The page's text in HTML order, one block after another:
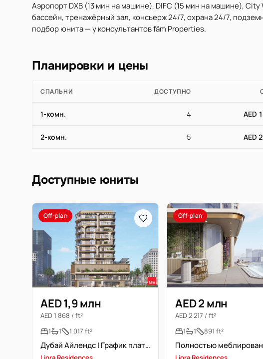
Аэропорт DXB (13 мин на машине), DIFC (15 мин на машине),
бассейн, тренажёрный зал, консьерж 24/7, охрана 24/7,
подбор юнита — у консультантов fäm Properties.
Планировки и цены
СПАЛЬНИ ДОСТУПНО
1-комн. 4 AED
2-комн. 5 AED
Доступные юниты
Off-plan
AED 1,9 млн
AED 1 868 / ft²
1
1 1 017 ft²
Дубай Айлендс | График платежей | Полностью меблирована
Off-plan
AED 2 млн
AED 2 217 / ft²
1
1 891 ft²